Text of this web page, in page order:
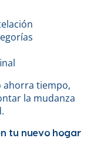
ahorra tiempo,
la mudanza
tu nuevo hogar